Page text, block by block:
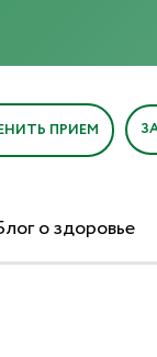
ПРИЕМ
о здоровье